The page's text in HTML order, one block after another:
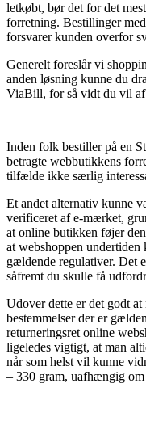
letkøbt, bør det for det
forretning. Bestillinger
forsvarer kunden overfor
Generelt foreslår vi
anden løsning kunne du
ViaBill, for så vidt du vil
Inden folk bestiller på en
betragte webbutikkens
tilfælde ikke særlig
Et andet alternativ kunne
verificeret af e-mærket,
at online butikken føjer
at webshoppen
gældende regulativer. Det
såfremt du skulle få
Udover dette er det godt
bestemmelser der er
returneringsret online
ligeledes vigtigt, at man
når som helst vil kunne
– 330 gram, uafhængig